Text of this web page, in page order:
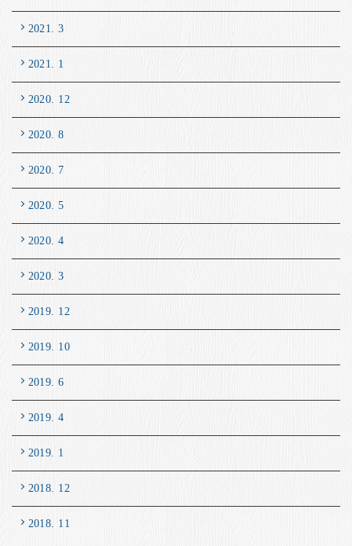
2021. 3
2021. 1
2020. 12
2020. 8
2020. 7
2020. 5
2020. 4
2020. 3
2019. 12
2019. 10
2019. 6
2019. 4
2019. 1
2018. 12
2018. 11